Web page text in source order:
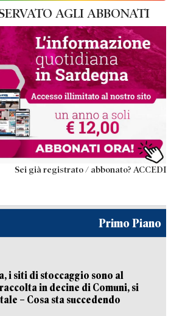
AGLI ABBONATI
Sei già registrato / abbonato? ACCEDI
Primo Piano
i siti di stoccaggio sono al
in decine di Comuni, si
– Cosa sta succedendo